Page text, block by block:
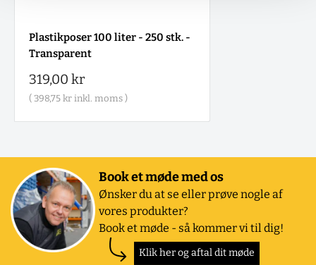
Plastikposer 100 liter - 250 stk. -
Transparent
Salgspris
319,00 kr
( 398,75 kr inkl. moms )
Book et møde med os
Ønsker du at se eller prøve nogle af
vores produkter?
Book et møde - så kommer vi til dig!
Klik her og aftal dit møde